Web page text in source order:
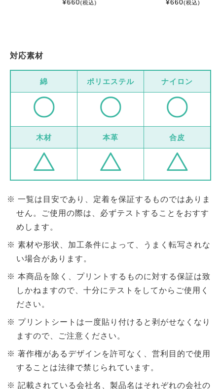
¥660(税込) ¥660(税込)
対応素材
綿 ポリエステル ナイロン
木材 本革 合皮
一覧は目安であり、定着を保証するものではありま
せん。ご使用の際は、必ずテストすることをおすす
めします。
素材や形状、加工条件によって、うまく転写されな
い場合があります。
本商品を除く、プリントするものに対する保証は致
しかねますので、十分にテストをしてからご使用く
ださい。
プリントシートは一度貼り付けると剥がせなくなり
ますので、ご注意ください。
著作権があるデザインを許可なく、営利目的で使用
することは法律で禁じられています。
記載されている会社名、製品名はそれぞれの会社の